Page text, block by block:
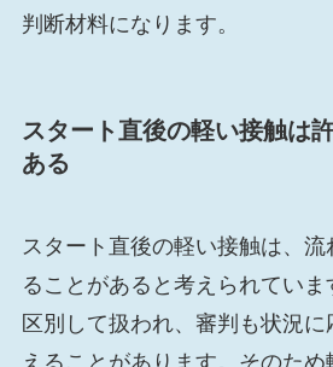
判断材料になります。
スタート直後の軽い接触は
ある
スタート直後の軽い接触は、
ることがあると考えられていま
区別して扱われ、審判も状況